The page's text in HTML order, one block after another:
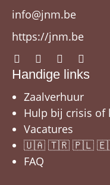
info@jnm.be
https://jnm.be
Handige links
Zaalverhuur
Hulp bij crisis of
Vacatures
🇺🇦 🇹🇷 🇵🇱
FAQ